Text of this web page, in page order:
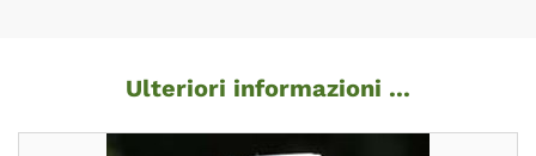
Ulteriori informazioni ...